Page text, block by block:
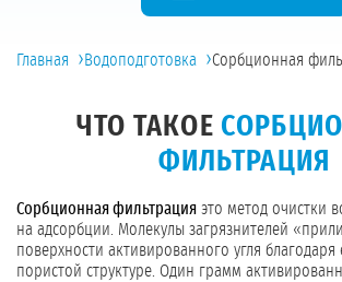
Главная ›Водоподготовка ›Сорбционная
ЧТО ТАКОЕ
ФИЛЬТРАЦИЯ
Сорбционная фильтрация это метод очистки
на адсорбции. Молекулы загрязнителей
поверхности активированного угля
пористой структуре. Один грамм